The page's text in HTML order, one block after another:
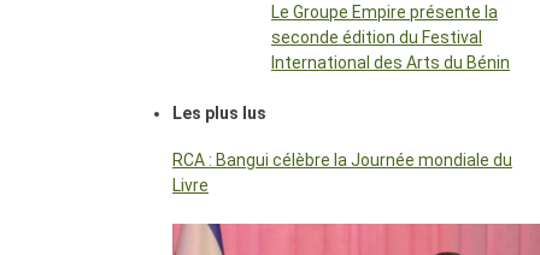
Le Groupe Empire présente la
seconde édition du Festival
International des Arts du Bénin
Les plus lus
RCA : Bangui célèbre la Journée mondiale du
Livre